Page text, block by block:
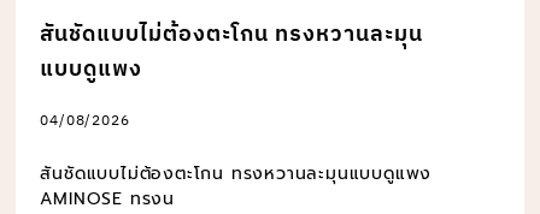
สันชัดแบบไม่ต้องตะโกน ทรงหวานละมุน
แบบดูแพง
04/08/2026
สันชัดแบบไม่ต้องตะโกน ทรงหวานละมุนแบบดูแพง
AMINOSE ทรงน